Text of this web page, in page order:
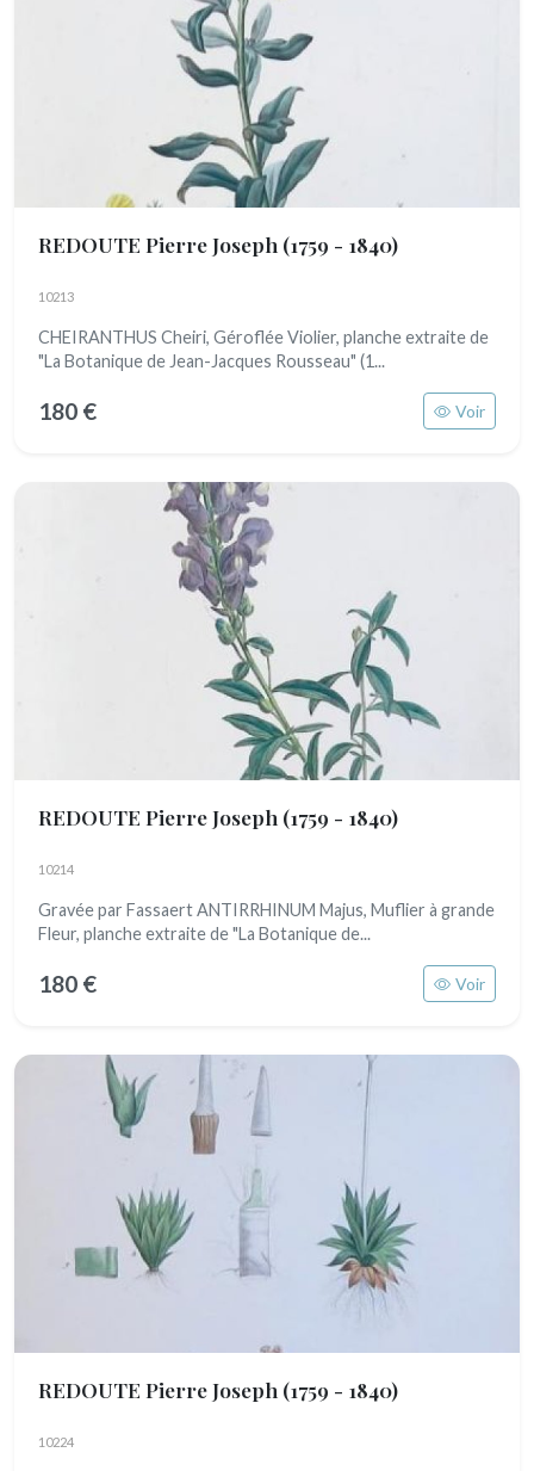
REDOUTE Pierre Joseph (1759 - 1840)
10213
CHEIRANTHUS Cheiri, Géroflée Violier, planche extraite de
"La Botanique de Jean-Jacques Rousseau" (1...
180 € Voir
REDOUTE Pierre Joseph (1759 - 1840)
10214
Gravée par Fassaert ANTIRRHINUM Majus, Muflier à grande
Fleur, planche extraite de "La Botanique de...
180 € Voir
REDOUTE Pierre Joseph (1759 - 1840)
10224